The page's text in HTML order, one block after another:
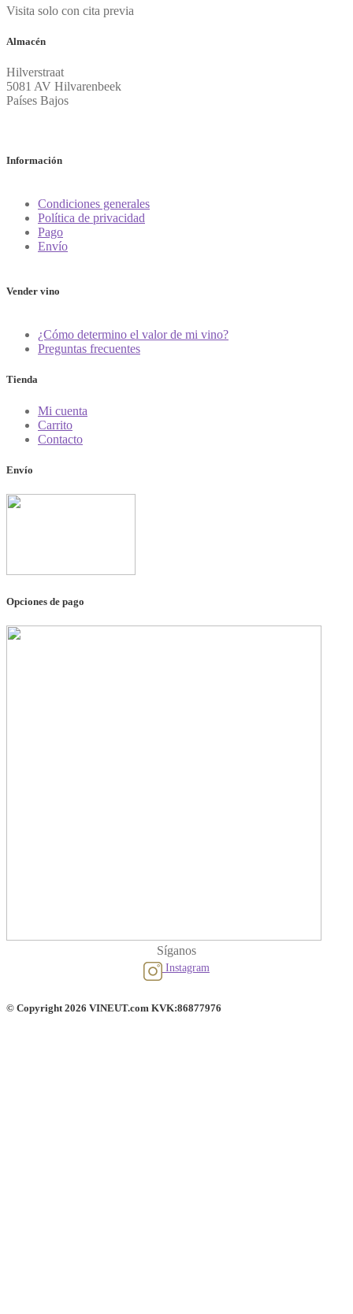
Visita solo con cita previa
Almacén
Hilverstraat
5081 AV Hilvarenbeek
Países Bajos
Información
Condiciones generales
Política de privacidad
Pago
Envío
Vender vino
¿Cómo determino el valor de mi vino?
Preguntas frecuentes
Tienda
Mi cuenta
Carrito
Contacto
Envío
Opciones de pago
Síganos
Instagram
© Copyright 2026 VINEUT.com KVK:86877976